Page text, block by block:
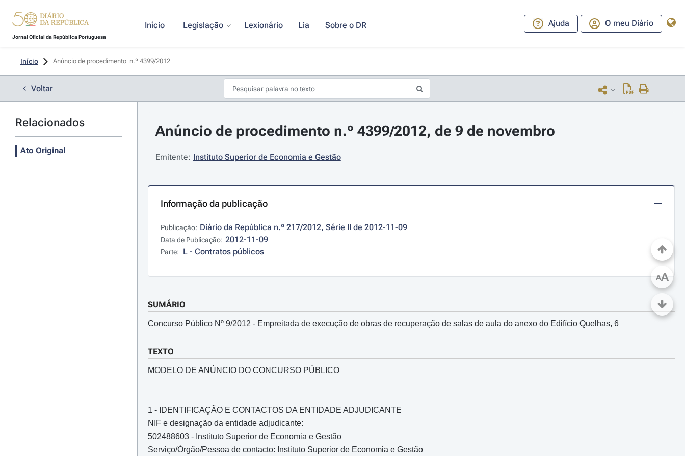
Jornal Oficial da República Portuguesa
Início Legislação Lexionário Lia Sobre o DR Ajuda O meu Diário
Início Anúncio de procedimento  n.º 4399/2012
Voltar
Relacionados
Ato Original
Anúncio de procedimento n.º 4399/2012, de 9 de novembro
Emitente: Instituto Superior de Economia e Gestão
Informação da publicação
Publicação: Diário da República n.º 217/2012, Série II de 2012-11-09
Data de Publicação: 2012-11-09
Parte: L - Contratos públicos
SUMÁRIO
Concurso Público Nº 9/2012 - Empreitada de execução de obras de recuperação de salas de aula do anexo do Edifício Quelhas, 6
TEXTO
MODELO DE ANÚNCIO DO CONCURSO PÚBLICO
1 - IDENTIFICAÇÃO E CONTACTOS DA ENTIDADE ADJUDICANTE
NIF e designação da entidade adjudicante:
502488603 - Instituto Superior de Economia e Gestão
Serviço/Órgão/Pessoa de contacto: Instituto Superior de Economia e Gestão
AA